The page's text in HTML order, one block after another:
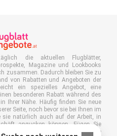
die aktuellen Flugblätter,
Magazine und Lookbooks
zusammen. Dadurch bleiben Sie zu
von Rabatten und Angeboten der
ein spezielles Angebot, eine
besonderen Rabatt während des
Ihrer Nähe. Häufig finden Sie neue
Seite, noch bevor sie bei Ihnen im
sie natürlich auch auf der Arbeit, in
angucken können. Fügen Sie
hinzu, kleben Sie einen "Bitte